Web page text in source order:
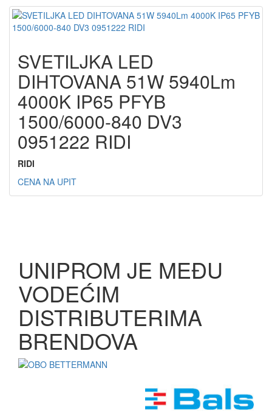
SVETILJKA LED
DIHTOVANA 51W 5940Lm
4000K IP65 PFYB
1500/6000-840 DV3
0951222 RIDI
RIDI
CENA NA UPIT
UNIPROM JE MEĐU
VODEĆIM
DISTRIBUTERIMA
BRENDOVA